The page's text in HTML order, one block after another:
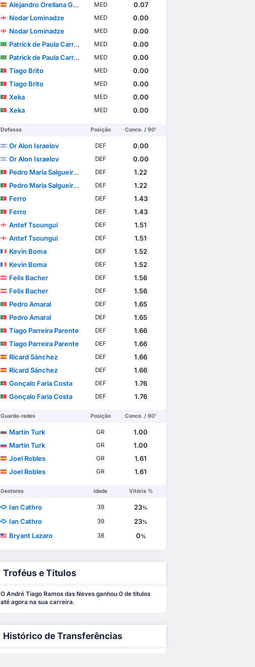
Alejandro Orellana Gómez
MED
0.07
Nodar Lominadze
MED
0.00
Nodar Lominadze
MED
0.00
Patrick de Paula Carreiro
MED
0.00
Patrick de Paula Carreiro
MED
0.00
Tiago Brito
MED
0.00
Tiago Brito
MED
0.00
Xeka
MED
0.00
Xeka
MED 0.00
Defesas Posição Conce. / 90'
Or Alon Israelov DEF
0.00
Or Alon Israelov
DEF
0.00
Pedro Maria Salgueiro Costa Pessoa Carvalho
DEF
1.22
Pedro Maria Salgueiro Costa Pessoa Carvalho
DEF
1.22
Ferro
DEF
1.43
Ferro
DEF
1.43
Antef Tsoungui
DEF
1.51
Antef Tsoungui
DEF
1.51
Kevin Boma
DEF
1.52
Kevin Boma
DEF
1.52
Felix Bacher
DEF
1.56
Felix Bacher
DEF
1.56
Pedro Amaral
DEF
1.65
Pedro Amaral
DEF
1.65
Tiago Parreira Parente
DEF
1.66
Tiago Parreira Parente
DEF
1.66
Ricard Sánchez
DEF
1.66
Ricard Sánchez
DEF
1.66
Gonçalo Faria Costa
DEF
1.76
Gonçalo Faria Costa
DEF 1.76
Guarda-redes Posição Conce. / 90'
Martin Turk GR
1.00
Martin Turk
GR
1.00
Joel Robles
GR
1.61
Joel Robles
GR 1.61
Gestores Idade Vitória %
Ian Cathro 39 23%
Ian Cathro 39 23%
Bryant Lazaro 38 0%
Troféus e Títulos
O André Tiago Ramos das Neves ganhou 0 de títulos
até agora na sua carreira.
Histórico de Transferências